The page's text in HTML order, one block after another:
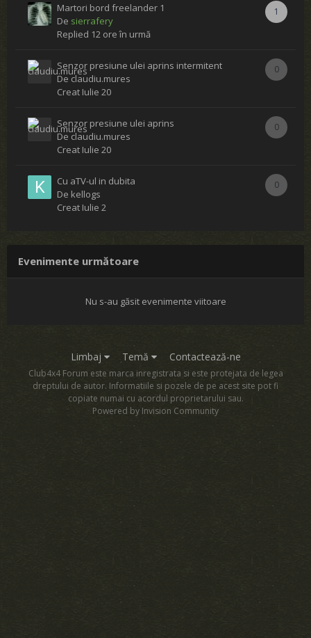
1
Martori bord freelander 1
De sierrafery
Replied 12 ore în urmă
0
Senzor presiune ulei aprins intermitent
Declaudiu.mures
Creat Iulie 20
0
Senzor presiune ulei aprins
Declaudiu.mures
Creat Iulie 20
0
Cu aTV-ul in dubita
De kellogs
Creat Iulie 2
Evenimente următoare
Nu s-au găsit evenimente viitoare
Limbaj Temă Contactează-ne
Club4x4 Forum este marca inregistrata si este protejata de legea
dreptului de autor. Informatiile si pozele de pe acest site pot fi
copiate numai cu acordul proprietarului sau.
Powered by Invision Community